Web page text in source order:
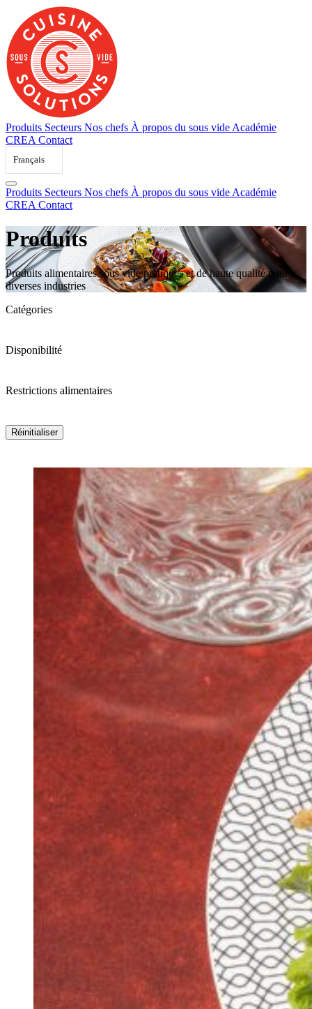
content
Produits Secteurs Nos chefs À propos du sous vide Académie
CREA Contact
Français
Produits Secteurs Nos chefs À propos du sous vide Académie
CREA Contact
Produits
Produits alimentaires sous vide pratiques et de haute qualité pour
diverses industries
Catégories
Disponibilité
Restrictions alimentaires
Réinitialiser